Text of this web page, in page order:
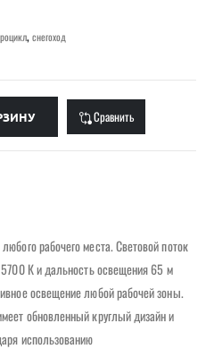
,снегоход
Сравнить
рабочего места. Световой поток
К и дальность освещения 65 м
освещение любой рабочей зоны.
обновленный круглый дизайн и
использованию